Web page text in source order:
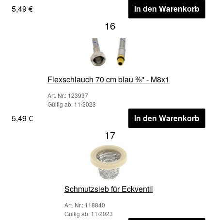
5,49 € In den Warenkorb
16
Flexschlauch 70 cm blau ⅜'' - M8x1
Art. Nr.: 123937
Gültig ab: 11/2023
5,49 € In den Warenkorb
17
Schmutzsieb für Eckventil
Art. Nr.: 118840
Gültig ab: 11/2023